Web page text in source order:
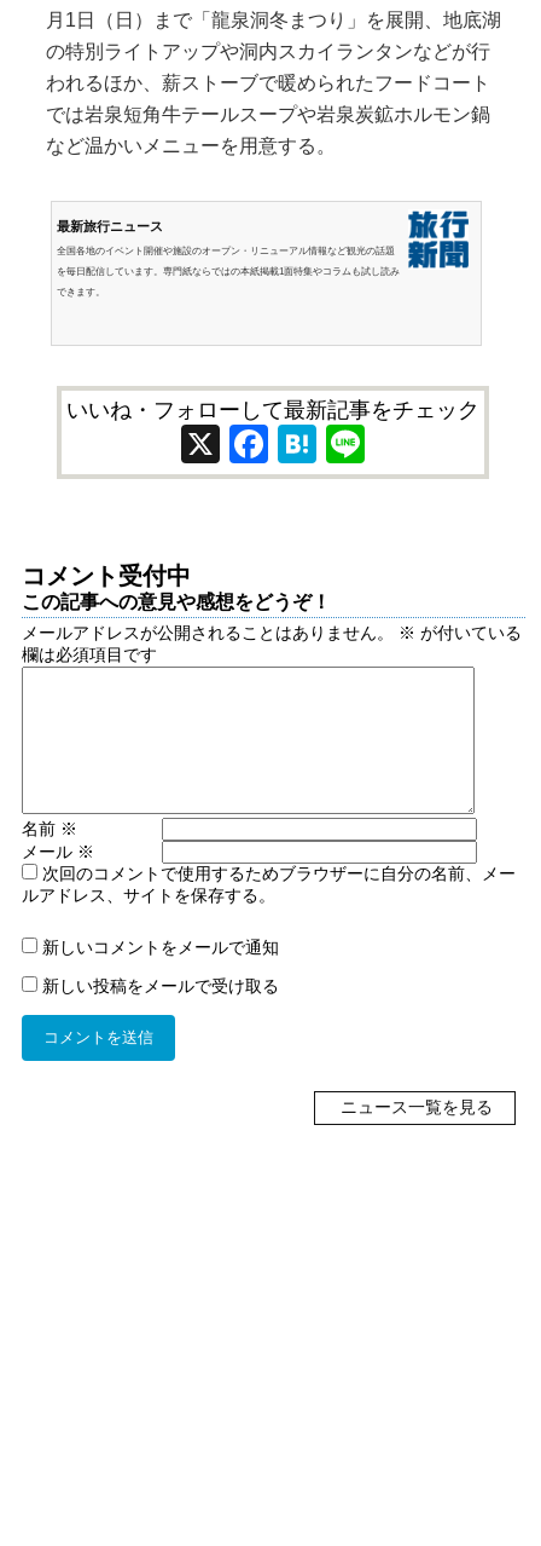
月1日（日）まで「龍泉洞冬まつり」を展開、地底湖
の特別ライトアップや洞内スカイランタンなどが行
われるほか、薪ストーブで暖められたフードコート
では岩泉短角牛テールスープや岩泉炭鉱ホルモン鍋
など温かいメニューを用意する。
最新旅行ニュース
全国各地のイベント開催や施設のオープン・リニューアル情報など観光の話題
を毎日配信しています。専門紙ならではの本紙掲載1面特集やコラムも試し読み
できます。
いいね・フォローして最新記事をチェック
X Facebook
Hatena
コメント受付中
この記事への意見や感想をどうぞ！
メールアドレスが公開されることはありません。 ※ が付いている
欄は必須項目です
名前 ※
メール ※
次回のコメントで使用するためブラウザーに自分の名前、メー
ルアドレス、サイトを保存する。
新しいコメントをメールで通知
新しい投稿をメールで受け取る
ニュース一覧を見る